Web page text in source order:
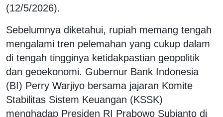
(12/5/2026).
Sebelumnya diketahui, rupiah memang tengah
mengalami tren pelemahan yang cukup dalam
di tengah tingginya ketidakpastian geopolitik
dan geoekonomi. Gubernur Bank Indonesia
(BI) Perry Warjiyo bersama jajaran Komite
Stabilitas Sistem Keuangan (KSSK)
menghadap Presiden RI Prabowo Subianto di